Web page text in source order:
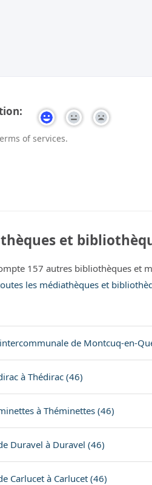
of services.
et
157 autres bibliothèques et
les médiathèques et
de Montcuq-en-
à Thédirac (46)
à Théminettes (46)
Duravel à Duravel (46)
Carlucet à Carlucet (46)